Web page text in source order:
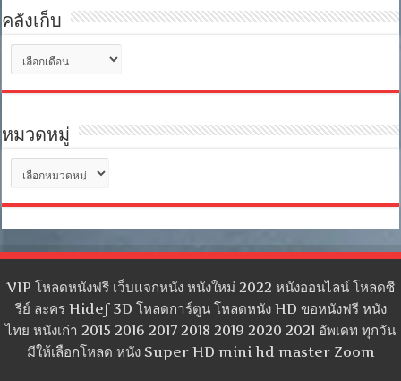
คลังเก็บ
เก็บ
หมวดหมู่
หมู่
VIP โหลดหนังฟรี เว็บแจกหนัง หนังใหม่ 2022 หนังออนไลน์ โหลดซี
รีย์ ละคร Hidef 3D โหลดการ์ตูน โหลดหนัง HD ขอหนังฟรี หนัง
ไทย หนังเก่า 2015 2016 2017 2018 2019 2020 2021 อัพเดท ทุกวัน
มีให้เลือกโหลด หนัง Super HD mini hd master Zoom